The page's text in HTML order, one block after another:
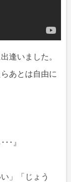
逢いました。
あとは自由に
･』
」「じょう